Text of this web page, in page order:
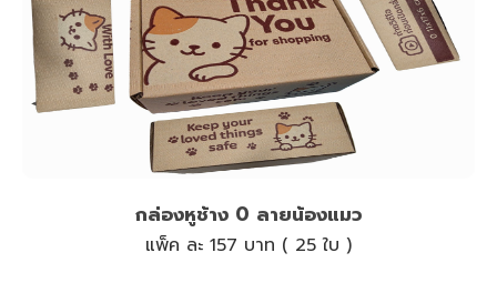
กล่องหูช้าง 0 ลายน้องแมว
แพ็ค ละ 157 บาท ( 25 ใบ )